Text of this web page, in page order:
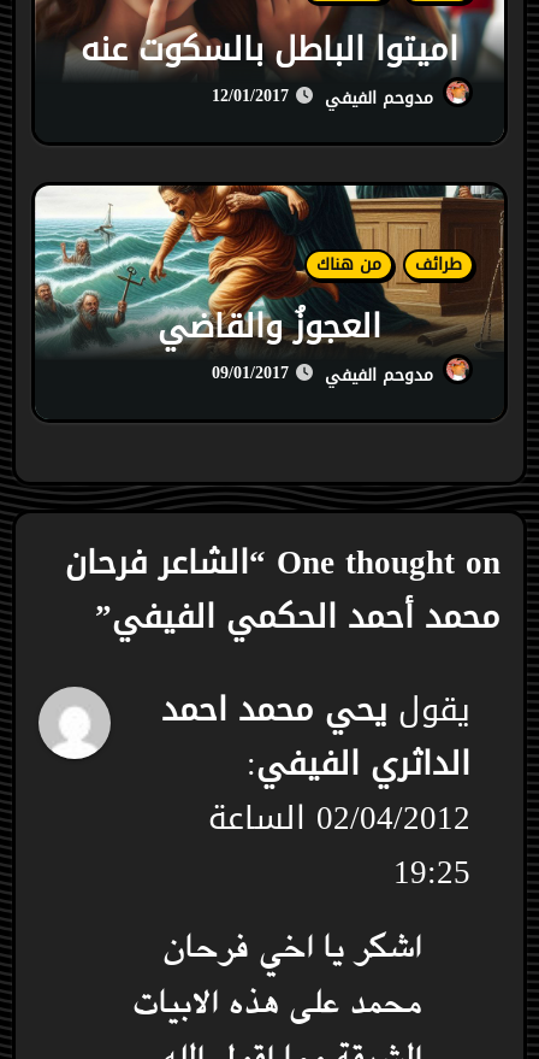
اميتوا الباطل بالسكوت عنه
مدوحم الفيفي 12/01/2017
طرائف من هناك
العجوزُ والقاضي
مدوحم الفيفي 09/01/2017
One thought on “الشاعر فرحان
محمد أحمد الحكمي الفيفي”
يقول يحي محمد احمد
الداثري الفيفي:
02/04/2012 الساعة
19:25
اشكر يا اخي فرحان
محمد على هذه الابيات